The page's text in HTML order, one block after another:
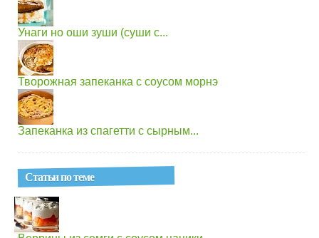
Унаги но оши зуши (суши с...
Творожная запеканка с соусом морнэ
Запеканка из спагетти с сырным...
Статьи по теме